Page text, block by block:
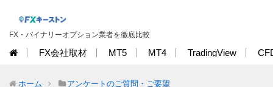
FX・バイナリーオプション業者を徹底比較
FX会社取材 MT5 MT4 TradingView
ホーム アンケートのご質問・ご要望